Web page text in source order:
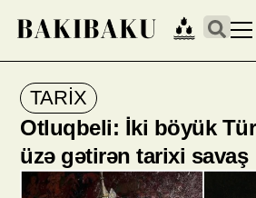
TARİX
Otluqbeli: İki böyük
üzə gətirən tarixi savaş